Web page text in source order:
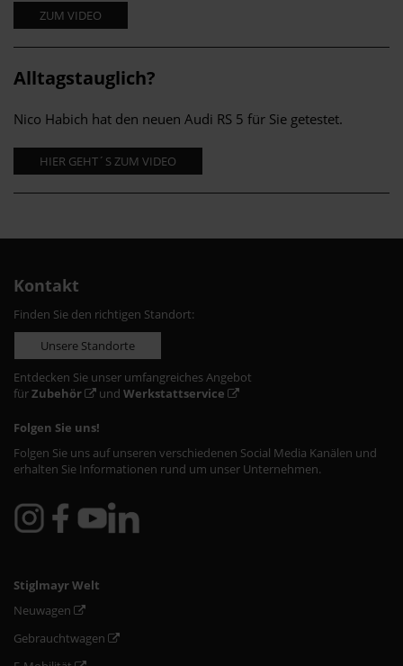
ZUM VIDEO
Alltagstauglich?
Nico Habich hat den neuen Audi RS 5 für Sie getestet.
HIER GEHT´S ZUM VIDEO
Kontakt
Finden Sie den richtigen Standort:
Unsere Standorte
Entdecken Sie unser umfangreiches Angebot
fürZubehör und Werkstattservice
Folgen Sie uns!
Folgen Sie uns auf unseren verschiedenen Social Media Kanälen und
erhalten Sie Informationen rund um unser Unternehmen.
Stiglmayr Welt
Neuwagen
Gebrauchtwagen